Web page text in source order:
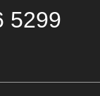
5299